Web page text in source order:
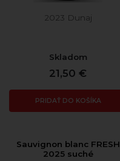
2023 Dunaj
Skladom
21,50 €
PRIDAŤ DO KOŠÍKA
Sauvignon blanc FRESH
2025 suché